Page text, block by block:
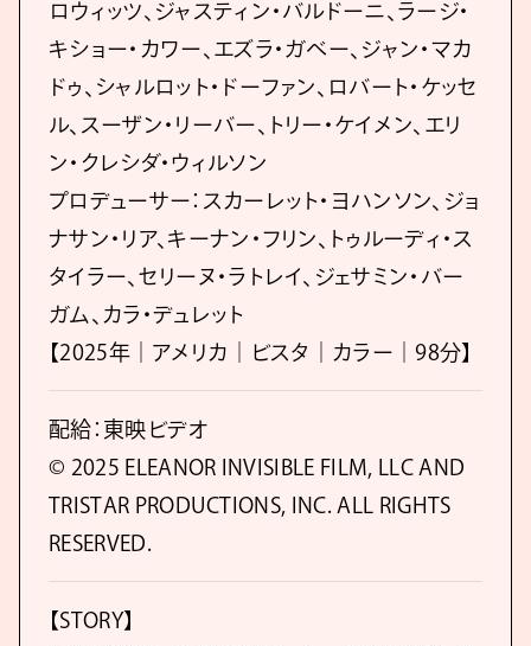
ロウィッツ、ジャスティン・バルドーニ、ラージ・
キショー・カワー、エズラ・ガベー、ジャン・マカ
ドゥ、シャルロット・ドーファン、ロバート・ケッセ
ル、スーザン・リーバー、トリー・ケイメン、エリ
ン・クレシダ・ウィルソン
プロデューサー：スカーレット・ヨハンソン、ジョ
ナサン・リア、キーナン・フリン、トゥルーディ・ス
タイラー、セリーヌ・ラトレイ、ジェサミン・バー
ガム、カラ・デュレット
【2025年｜アメリカ｜ビスタ｜カラー｜98分】
配給：東映ビデオ
© 2025 ELEANOR INVISIBLE FILM, LLC AND
TRISTAR PRODUCTIONS, INC. ALL RIGHTS
RESERVED.
【STORY】